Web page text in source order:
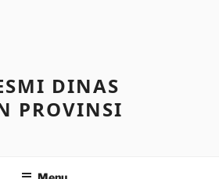
DINAS
PROVINSI